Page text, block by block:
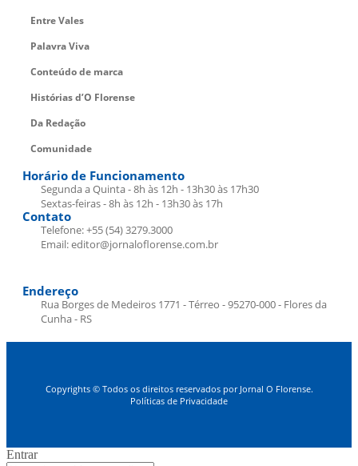
Entre Vales
Palavra Viva
Conteúdo de marca
Histórias d’O Florense
Da Redação
Comunidade
Horário de Funcionamento
Segunda a Quinta - 8h às 12h - 13h30 às 17h30
Sextas-feiras - 8h às 12h - 13h30 às 17h
Contato
Telefone: +55 (54) 3279.3000
Email: editor@jornaloflorense.com.br
Endereço
Rua Borges de Medeiros 1771 - Térreo - 95270-000 - Flores da
Cunha - RS
Copyrights © Todos os direitos reservados por Jornal O Florense.
Políticas de Privacidade
Entrar